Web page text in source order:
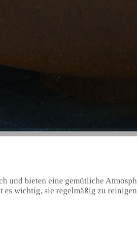
und bieten eine gemütliche
es wichtig, sie regelmäßig zu